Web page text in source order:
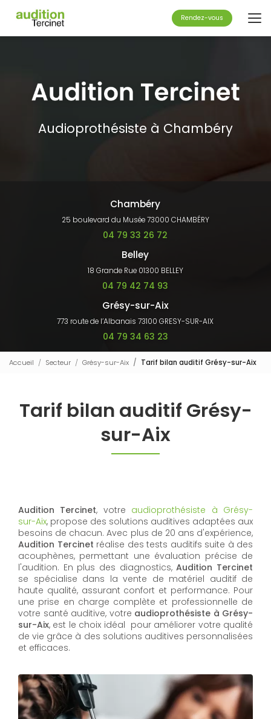
contenu
principal
Rendez-vous
Audioprothésiste à Chambéry
Chambéry
25 boulevard du Musée 73000 CHAMBÉRY
04 79 33 26 72
Belley
18 Grande Rue 01300 BELLEY
04 79 42 74 93
Grésy-sur-Aix
773 route de l’Albanais 73100 GRESY-SUR-AIX
04 79 34 63 23
Accueil Secteur Grésy-sur-Aix Tarif bilan auditif Grésy-sur-Aix
Tarif bilan auditif Grésy-
sur-Aix
Audition Tercinet, votre audioprothésiste à Grésy-
sur-Aix, propose des solutions auditives adaptées aux
besoins de chacun. Avec plus de 20 ans d'expérience,
Audition Tercinet réalise des tests auditifs suite à des
acouphènes, permettant une évaluation précise de
l'audition. En plus des diagnostics,Audition Tercinet
se spécialise dans la vente de matériel auditif de
haute qualité, assurant confort et performance. Pour
une prise en charge complète et professionnelle de
votre santé auditive, votre audioprothésiste à Grésy-
sur-Aix, est le choix idéal pour améliorer votre qualité
de vie grâce à des solutions auditives personnalisées
et efficaces.